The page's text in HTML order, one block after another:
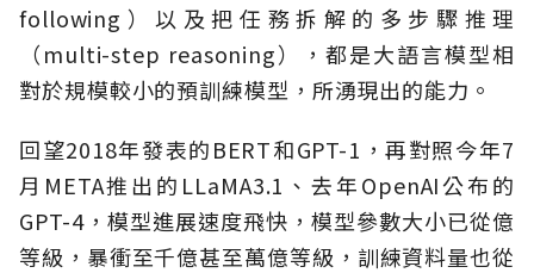
following）以及把任務拆解的多步驟推理
（multi-step reasoning），都是大語言模型相
對於規模較小的預訓練模型，所湧現出的能力。
回望2018年發表的BERT和GPT-1，再對照今年7
月META推出的LLaMA3.1、去年OpenAI公布的
GPT-4，模型進展速度飛快，模型參數大小已從億
等級，暴衝至千億甚至萬億等級，訓練資料量也從